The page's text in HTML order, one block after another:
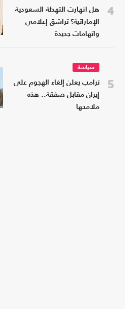
4
هل انهارت التهدئة السعودية
الإماراتية؟ تراشق إعلامي
واتهامات جديدة
5
سياسة
ترامب يعلن إلغاء الهجوم على
إيران مقابل صفقة.. هذه
ملامحها